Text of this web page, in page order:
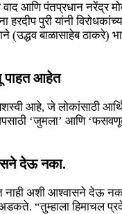
आणि पंतप्रधान नरेंद्र
हरदीप पुरी यांनी
(उद्धव बाळासाहेब
पाहत आहेत
यशस्वी आहे, जे
‘जुमला’ आणि
देऊ नका.
नाही अशी आश्वासने देऊ
“तुम्हाला हिमाचल